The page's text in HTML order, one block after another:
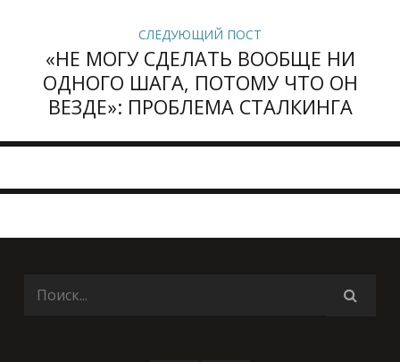
СЛЕДУЮЩИЙ ПОСТ
«НЕ МОГУ СДЕЛАТЬ ВООБЩЕ НИ
ОДНОГО ШАГА, ПОТОМУ ЧТО ОН
ВЕЗДЕ»: ПРОБЛЕМА СТАЛКИНГА